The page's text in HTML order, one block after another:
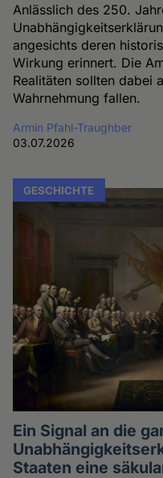
Anlässlich des 250.
angesichts deren
Wirkung erinnert. Die
Realitäten sollten dabei
Wahrnehmung fallen.
Armin Pfahl-Traughber
03.07.2026
GESCHICHTE
Ein Signal an die
Staaten eine